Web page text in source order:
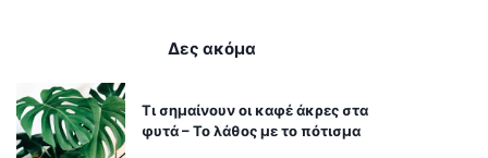
Δες ακόμα
Τι σημαίνουν οι καφέ άκρες στα
φυτά – Το λάθος με το πότισμα